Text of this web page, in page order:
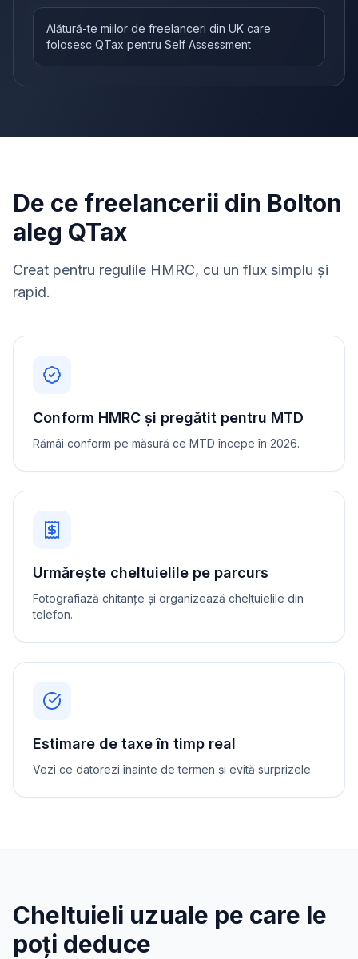
Alătură-te miilor de freelanceri din UK care
folosesc QTax pentru Self Assessment
De ce freelancerii din Bolton
aleg QTax
Creat pentru regulile HMRC, cu un flux simplu și
rapid.
Conform HMRC și pregătit pentru MTD
Rămâi conform pe măsură ce MTD începe în 2026.
Urmărește cheltuielile pe parcurs
Fotografiază chitanțe și organizează cheltuielile din
telefon.
Estimare de taxe în timp real
Vezi ce datorezi înainte de termen și evită surprizele.
Cheltuieli uzuale pe care le
poți deduce